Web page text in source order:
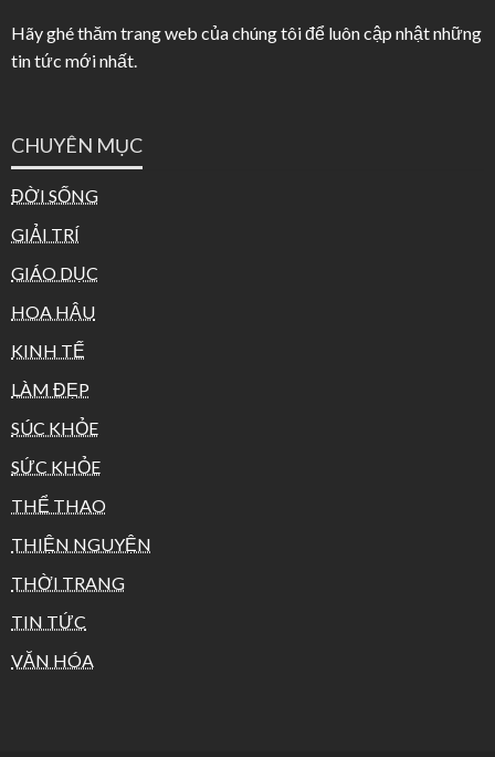
Hãy ghé thăm trang web của chúng tôi để luôn cập nhật những
tin tức mới nhất.
CHUYÊN MỤC
ĐỜI SỐNG
GIẢI TRÍ
GIÁO DỤC
HOA HẬU
KINH TẾ
LÀM ĐẸP
SÚC KHỎE
SỨC KHỎE
THỂ THAO
THIỆN NGUYỆN
THỜI TRANG
TIN TỨC
VĂN HÓA